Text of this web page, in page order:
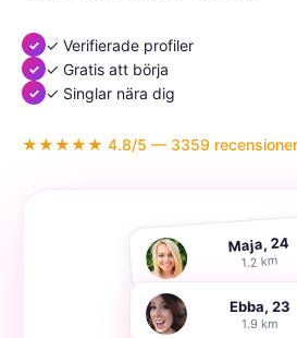
✓ Verifierade profiler
✓ Gratis att börja
✓ Singlar nära dig
★★★★★ 4.8/5 — 3359 recensioner
Maja, 24
1.2 km
Ebba, 23
1.9 km